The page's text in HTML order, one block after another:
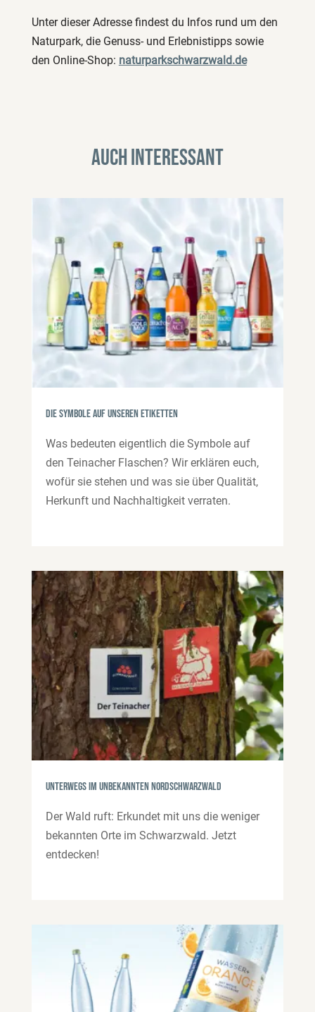
Unter dieser Adresse findest du Infos rund um den
Naturpark, die Genuss- und Erlebnistipps sowie
den Online-Shop: naturparkschwarzwald.de
Auch interessant
Die Symbole auf unseren Etiketten
Was bedeuten eigentlich die Symbole auf
den Teinacher Flaschen? Wir erklären euch,
wofür sie stehen und was sie über Qualität,
Herkunft und Nachhaltigkeit verraten.
Unterwegs im unbekannten Nordschwarzwald
Der Wald ruft: Erkundet mit uns die weniger
bekannten Orte im Schwarzwald. Jetzt
entdecken!